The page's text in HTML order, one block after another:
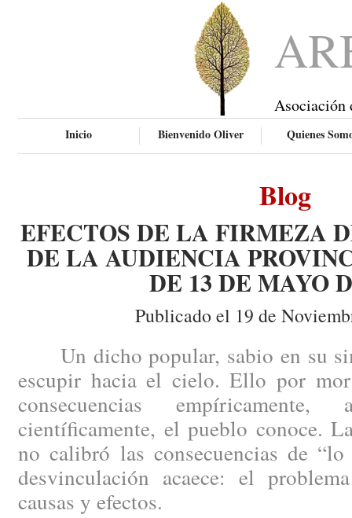
Asociación
Inicio Bienvenido Oliver Quienes
Blog
EFECTOS DE LA FIRMEZA
DE LA AUDIENCIA
DE 13 DE MAYO
Publicado el 19 de
Un dicho popular, sabio en su
escupir hacia el cielo. Ello por
consecuencias
científicamente, el pueblo conoce.
no calibró las consecuencias de
desvinculación acaece: el
causas y efectos.